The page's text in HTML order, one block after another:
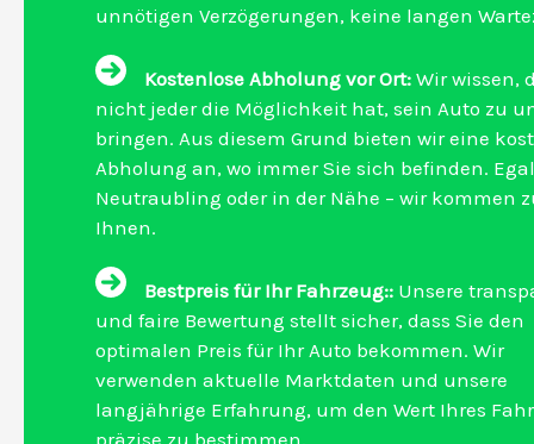
unnötigen Verzögerungen, keine langen
Kostenlose Abholung vor Ort: Wir wissen,
nicht jeder die Möglichkeit hat, sein Auto zu
bringen. Aus diesem Grund bieten wir eine
Abholung an, wo immer Sie sich befinden.
Neutraubling oder in der Nähe – wir kommen
Ihnen.
Bestpreis für Ihr Fahrzeug:: Unsere
und faire Bewertung stellt sicher, dass Sie den
optimalen Preis für Ihr Auto bekommen. Wir
verwenden aktuelle Marktdaten und unsere
langjährige Erfahrung, um den Wert Ihres